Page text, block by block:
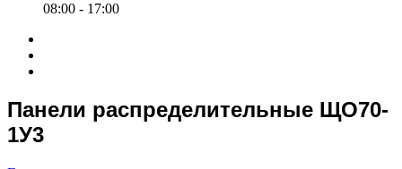
08:00 - 17:00
Панели распределительные ЩО70-
1У3